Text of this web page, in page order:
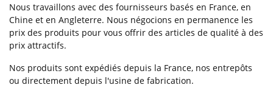
Nous travaillons avec des fournisseurs basés en France, en
Chine et en Angleterre. Nous négocions en permanence les
prix des produits pour vous offrir des articles de qualité à des
prix attractifs.
Nos produits sont expédiés depuis la France, nos entrepôts
ou directement depuis l'usine de fabrication.